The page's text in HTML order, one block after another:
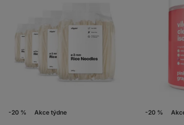
-20 % Akce týdne -20 %